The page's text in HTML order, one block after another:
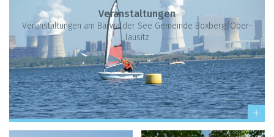
Ver­an­stal­tun­gen
Ver­an­stal­tun­gen am Bär­wal­der See Gemeinde Box­berg/Ober­
lau­sitz